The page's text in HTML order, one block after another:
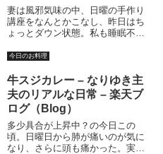
妻は風邪気味の中、日曜の手作り
講座をなんとかこなし、昨日はち
ょっとダウン状態。私も睡眠不足
子供達の洗濯物や散らかった部屋
す。午後はちょっと寝る。そうこ
うしているうちに、小学校１年の
娘...
今日のお料理
牛スジカレー – なりゆき主
夫のリアルな日常 – 楽天ブ
ログ（Blog）
多少具合が上昇中？の今日この
頃。日曜日から肺が痛いのが気に
なり、さらに頭も痛かった。実